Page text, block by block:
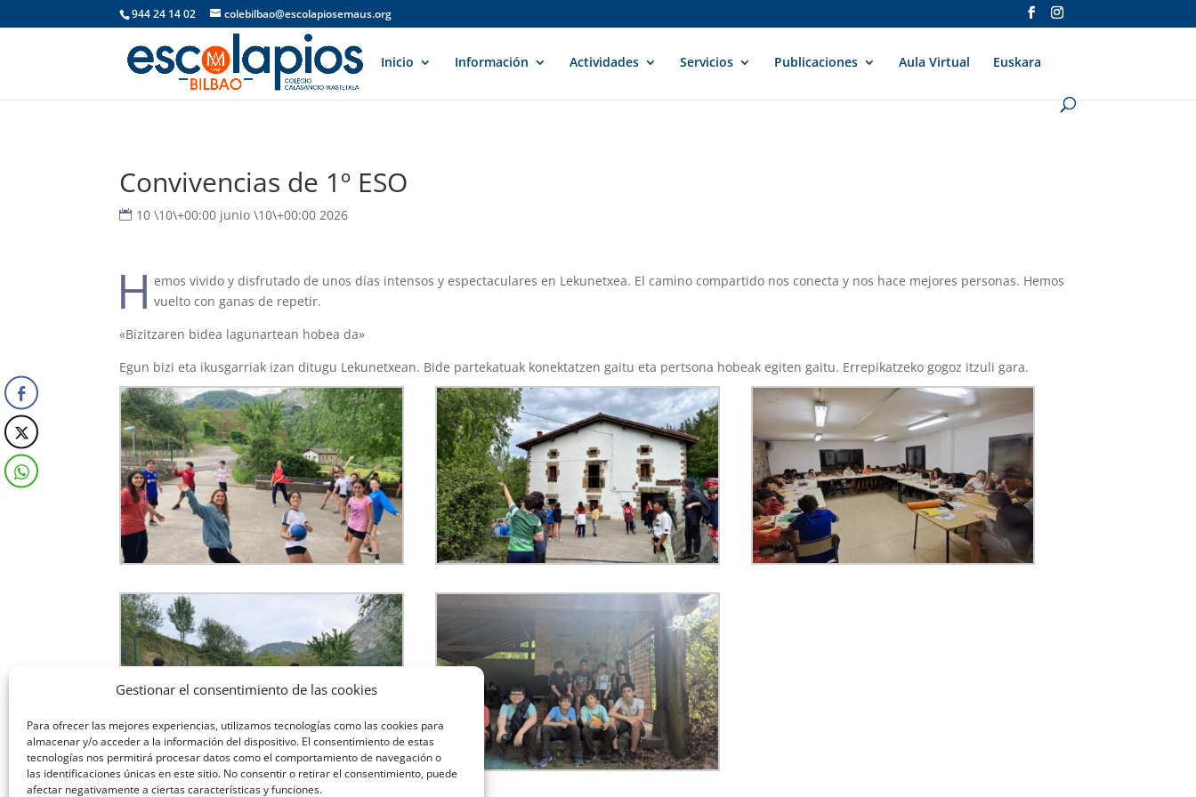
Gestionar el consentimiento de las cookies
Para ofrecer las mejores experiencias, utilizamos tecnologías como las cookies para
almacenar y/o acceder a la información del dispositivo. El consentimiento de estas
tecnologías nos permitirá procesar datos como el comportamiento de navegación o
las identificaciones únicas en este sitio. No consentir o retirar el consentimiento, puede
afectar negativamente a ciertas características y funciones.
944 24 14 02 colebilbao@escolapiosemaus.org
Inicio Información Actividades Servicios Publicaciones Aula Virtual Euskara
Convivencias de 1º ESO
10 \10\+00:00 junio \10\+00:00 2026
H emos vivido y disfrutado de unos días intensos y espectaculares en Lekunetxea. El camino compartido nos conecta y nos hace mejores personas. Hemos
vuelto con ganas de repetir.
«Bizitzaren bidea lagunartean hobea da»
Egun bizi eta ikusgarriak izan ditugu Lekunetxean. Bide partekatuak konektatzen gaitu eta pertsona hobeak egiten gaitu. Errepikatzeko gogoz itzuli gara.